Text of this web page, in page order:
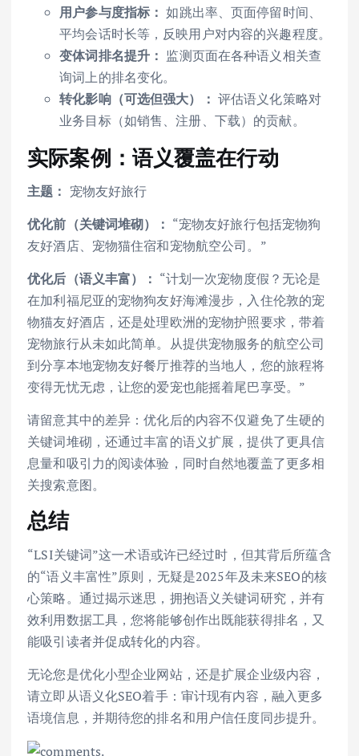
用户参与度指标： 如跳出率、页面停留时间、
平均会话时长等，反映用户对内容的兴趣程度。
变体词排名提升： 监测页面在各种语义相关查
询词上的排名变化。
转化影响（可选但强大）： 评估语义化策略对
业务目标（如销售、注册、下载）的贡献。
实际案例：语义覆盖在行动
主题： 宠物友好旅行
优化前（关键词堆砌）： “宠物友好旅行包括宠物狗
友好酒店、宠物猫住宿和宠物航空公司。”
优化后（语义丰富）： “计划一次宠物度假？无论是
在加利福尼亚的宠物狗友好海滩漫步，入住伦敦的宠
物猫友好酒店，还是处理欧洲的宠物护照要求，带着
宠物旅行从未如此简单。从提供宠物服务的航空公司
到分享本地宠物友好餐厅推荐的当地人，您的旅程将
变得无忧无虑，让您的爱宠也能摇着尾巴享受。”
请留意其中的差异：优化后的内容不仅避免了生硬的
关键词堆砌，还通过丰富的语义扩展，提供了更具信
息量和吸引力的阅读体验，同时自然地覆盖了更多相
关搜索意图。
总结
“LSI关键词”这一术语或许已经过时，但其背后所蕴含
的“语义丰富性”原则，无疑是2025年及未来SEO的核
心策略。通过揭示迷思，拥抱语义关键词研究，并有
效利用数据工具，您将能够创作出既能获得排名，又
能吸引读者并促成转化的内容。
无论您是优化小型企业网站，还是扩展企业级内容，
请立即从语义化SEO着手：审计现有内容，融入更多
语境信息，并期待您的排名和用户信任度同步提升。